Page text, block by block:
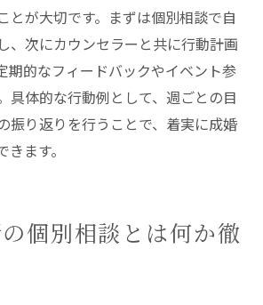
とが大切です。まずは個別相談で自
、次にカウンセラーと共に行動計画
期的なフィードバックやイベント参
具体的な行動例として、週ごとの目
振り返りを行うことで、着実に成婚
ます。
個別相談とは何か徹